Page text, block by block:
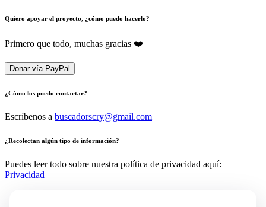
Quiero apoyar el proyecto, ¿cómo puedo hacerlo?
Primero que todo, muchas gracias ❤️
Donar vía PayPal
¿Cómo los puedo contactar?
Escríbenos a buscadorscry@gmail.com
¿Recolectan algún tipo de información?
Puedes leer todo sobre nuestra política de privacidad aquí:
Privacidad